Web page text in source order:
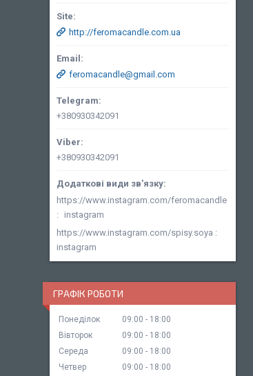
http://feromacandle.com.ua
feromacandle@gmail.com
+380930342091
+380930342091
https://www.instagram.com/feromacandle
instagram
https://www.instagram.com/spisy.soya
instagram
ГРАФІК РОБОТИ
Понеділок 09:00
18:00
Вівторок
09:00
18:00
Середа
09:00
18:00
Четвер
09:00 18:00